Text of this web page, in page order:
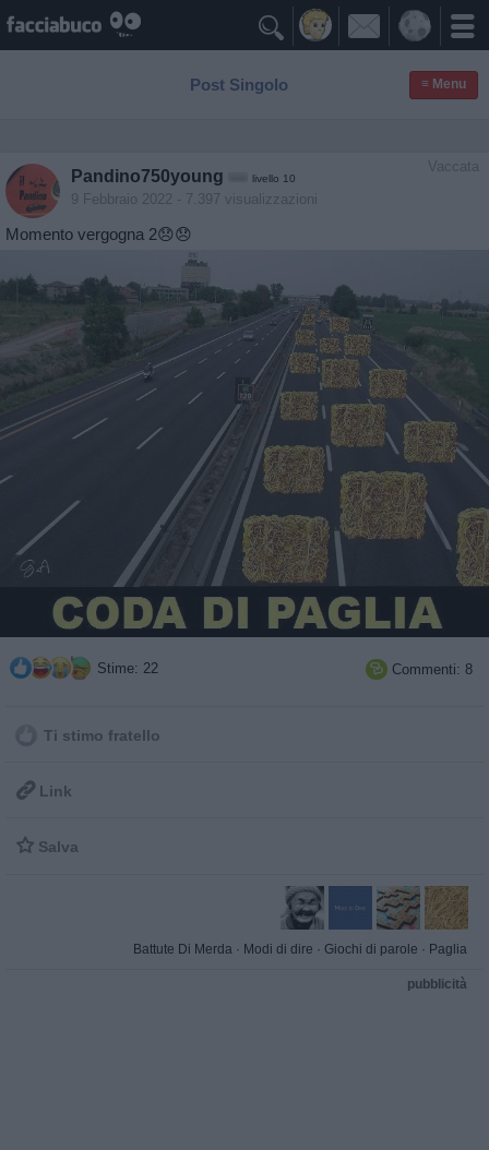

Post Singolo ≡ Menu
Vaccata
Pandino750young livello 10
9 Febbraio 2022 - 7.397 visualizzazioni
Momento vergogna 2😞😞
Stime: 22  Commenti: 8
Ti stimo fratello
 Link
 Salva
Battute Di Merda · Modi di dire · Giochi di parole · Paglia
pubblicità